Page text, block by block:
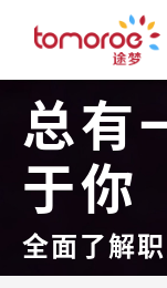
总有
于你
全面了解